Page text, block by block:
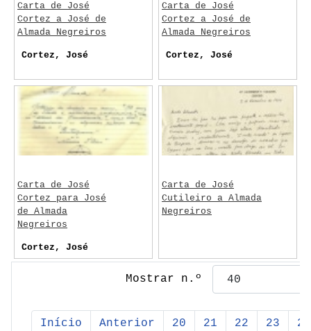
Mostrar n.º
Início Anterior 20 21 22 23 24
Carta de José
Cortez a José de
Almada Negreiros
Cortez, José
Carta de José
Cortez a José de
Almada Negreiros
Cortez, José
Carta de José
Cortez para José
de Almada
Negreiros
Cortez, José
Carta de José
Cutileiro a Almada
Negreiros